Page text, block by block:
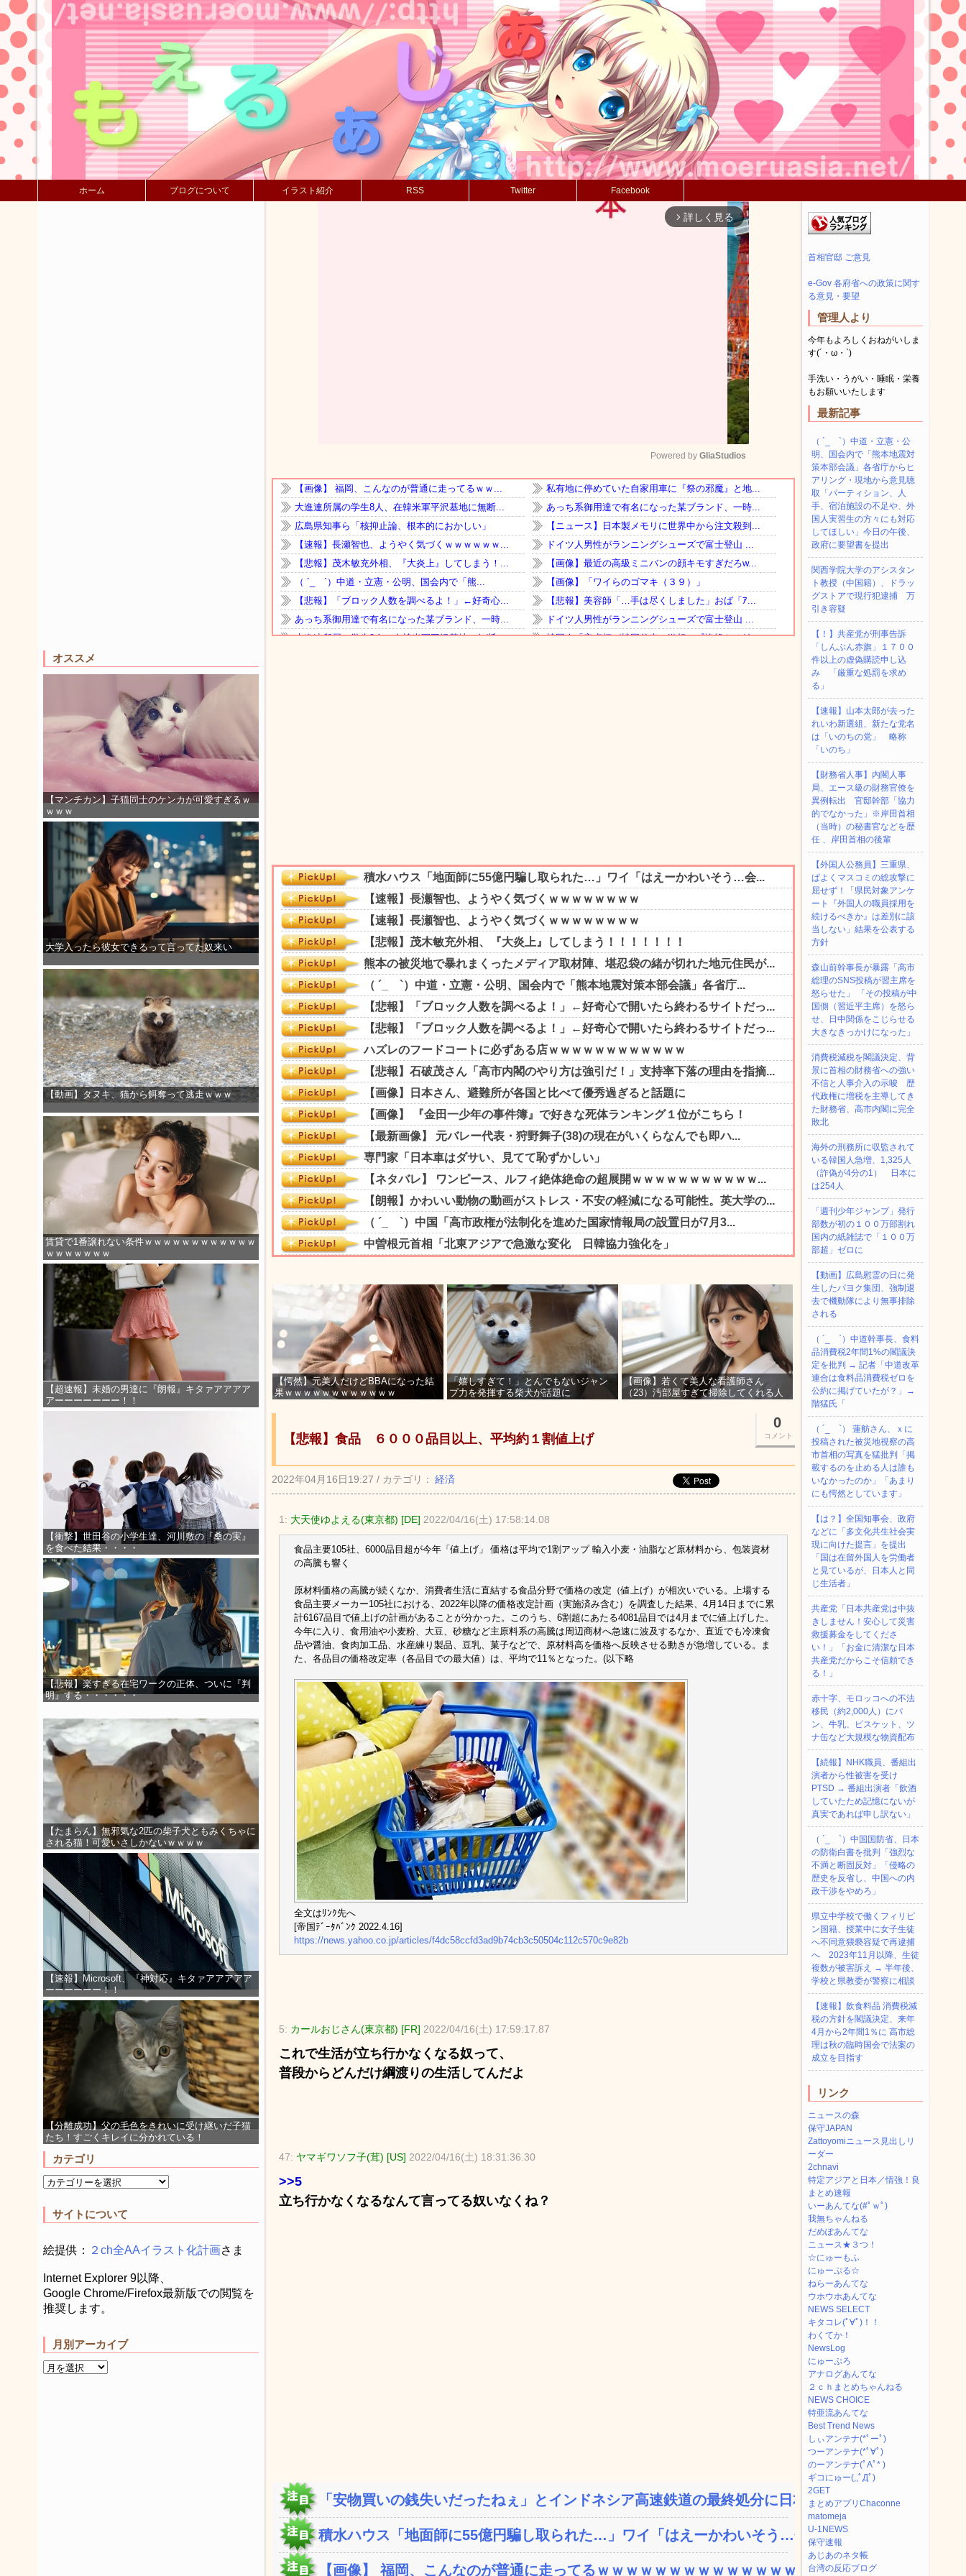
ホーム ブログについて イラスト紹介 RSS Twitter Facebook
オススメ
【マンチカン】子猫同士のケンカが可愛すぎるｗ
ｗｗｗ
大学入ったら彼女できるって言ってた奴来い
【動画】タヌキ、猫から餌奪って逃走ｗｗｗ
賃貸で1番譲れない条件ｗｗｗｗｗｗｗｗｗｗｗｗ
ｗｗｗｗｗｗｗ
【超速報】未婚の男達に『朗報』キタァアアアア
アーーーーーーー！！
【衝撃】世田谷の小学生達、河川敷の『桑の実』
を食べた結果・・・・
【悲報】楽すぎる在宅ワークの正体、ついに『判
明』する・・・・・・
【たまらん】無邪気な2匹の柴子犬ともみくちゃに
される猫！可愛いさしかないｗｗｗｗ
【速報】Microsoft、『神対応』キタァアアアアア
ーーーーーー！！
【分離成功】父の毛色をきれいに受け継いだ子猫
たち！すごくキレイに分かれている！
カテゴリ
サイトについて
絵提供： ２ch全AAイラスト化計画さま
Internet Explorer 9以降、
Google Chrome/Firefox最新版での閲覧を
推奨します。
月別アーカイブ
arrow_forward_ios 詳しく見る
Mute
Powered by GliaStudios
【愕然】元美人だけどBBAになった結
果ｗｗｗｗｗｗｗｗｗｗｗｗ
「嬉しすぎて！」とんでもないジャン
プ力を発揮する柴犬が話題に
【画像】若くて美人な看護師さん
（23）汚部屋すぎて掃除してくれる人
0
コメント
【悲報】食品 ６０００品目以上、平均約１割値上げ
2022年04月16日19:27 / カテゴリ： 経済
1: 大天使ゆよえる(東京都) [DE] 2022/04/16(土) 17:58:14.08
食品主要105社、6000品目超が今年「値上げ」 価格は平均で1割アップ 輸入小麦・油脂など原材料から、包装資材
の高騰も響く
原材料価格の高騰が続くなか、消費者生活に直結する食品分野で価格の改定（値上げ）が相次いでいる。上場する
食品主要メーカー105社における、2022年以降の価格改定計画（実施済み含む）を調査した結果、4月14日までに累
計6167品目で値上げの計画があることが分かった。このうち、6割超にあたる4081品目では4月までに値上げした。
今年に入り、食用油や小麦粉、大豆、砂糖など主原料系の高騰は周辺商材へ急速に波及するなか、直近でも冷凍食
品や醤油、食肉加工品、水産練り製品、豆乳、菓子などで、原材料高を価格へ反映させる動きが急増している。ま
た、各品目の価格改定率（各品目での最大値）は、平均で11％となった。(以下略
全文はﾘﾝｸ先へ
[帝国ﾃﾞｰﾀﾊﾞﾝｸ 2022.4.16]
https://news.yahoo.co.jp/articles/f4dc58ccfd3ad9b74cb3c50504c112c570c9e82b
5: カールおじさん(東京都) [FR] 2022/04/16(土) 17:59:17.87
これで生活が立ち行かなくなる奴って、
普段からどんだけ綱渡りの生活してんだよ
47: ヤマギワソフ子(茸) [US] 2022/04/16(土) 18:31:36.30
>>5
立ち行かなくなるなんて言ってる奴いなくね？
「安物買いの銭失いだったねぇ」とインドネシア高速鉄道の最終処分に日本側...
積水ハウス「地面師に55億円騙し取られた…」ワイ「はえーかわいそう…会...
【画像】 福岡、こんなのが普通に走ってるｗｗｗｗｗｗｗｗｗｗｗｗｗｗｗ...
首相官邸 ご意見
e-Gov 各府省への政策に関す
る意見・要望
管理人より
今年もよろしくおねがいしま
す(´・ω・`)
手洗い・うがい・睡眠・栄養
もお願いいたします
最新記事
（ ´_ゝ`）中道・立憲・公
明、国会内で「熊本地震対
策本部会議」各省庁からヒ
アリング・現地から意見聴
取「パーティション、人
手、宿泊施設の不足や、外
国人実習生の方々にも対応
してほしい」今日の午後、
政府に要望書を提出
関西学院大学のアシスタン
ト教授（中国籍）、ドラッ
グストアで現行犯逮捕 万
引き容疑
【！】共産党が刑事告訴
「しんぶん赤旗」１７００
件以上の虚偽購読申し込
み 「厳重な処罰を求め
る」
【速報】山本太郎が去った
れいわ新選組、新たな党名
は「いのちの党」 略称
「いのち」
【財務省人事】内閣人事
局、エース級の財務官僚を
異例転出 官邸幹部「協力
的でなかった」※岸田首相
（当時）の秘書官などを歴
任 、岸田首相の後輩
【外国人公務員】三重県、
ぱよくマスコミの総攻撃に
屈せず！「県民対象アンケ
ート『外国人の職員採用を
続けるべきか』は差別に該
当しない」結果を公表する
方針
森山前幹事長が暴露「高市
総理のSNS投稿が習主席を
怒らせた」 「その投稿が中
国側（習近平主席）を怒ら
せ、日中関係をこじらせる
大きなきっかけになった」
消費税減税を閣議決定、背
景に首相の財務省への強い
不信と人事介入の示唆 歴
代政権に増税を主導してき
た財務省、高市内閣に完全
敗北
海外の刑務所に収監されて
いる韓国人急増、1,325人
（詐偽が4分の1） 日本に
は254人
「週刊少年ジャンプ」発行
部数が初の１００万部割れ
国内の紙雑誌で「１００万
部超」ゼロに
【動画】広島慰霊の日に発
生したパヨク集団、強制退
去で機動隊により無事排除
される
（ ´_ゝ`）中道幹事長、食料
品消費税2年間1%の閣議決
定を批判 → 記者「中道改革
連合は食料品消費税ゼロを
公約に掲げていたが？」→
階猛氏「
（ ´_ゝ`） 蓮舫さん、ｘに
投稿された被災地視察の高
市首相の写真を猛批判「掲
載するのを止める人は誰も
いなかったのか」「あまり
にも愕然としています」
【は？】全国知事会、政府
などに「多文化共生社会実
現に向けた提言」を提出
「国は在留外国人を労働者
と見ているが、日本人と同
じ生活者」
共産党「日本共産党は中抜
きしません！安心して災害
救援募金をしてくださ
い！」「お金に清潔な日本
共産党だからこそ信頼でき
る！」
赤十字、モロッコへの不法
移民（約2,000人）にパ
ン、牛乳、ビスケット、ツ
ナ缶など大規模な物資配布
【続報】NHK職員、番組出
演者から性被害を受け
PTSD → 番組出演者「飲酒
していたため記憶にないが
真実であれば申し訳ない」
（ ´_ゝ`）中国国防省、日本
の防衛白書を批判「強烈な
不満と断固反対」「侵略の
歴史を反省し、中国への内
政干渉をやめろ」
県立中学校で働くフィリピ
ン国籍、授業中に女子生徒
へ不同意猥褻容疑で再逮捕
へ 2023年11月以降、生徒
複数が被害訴え → 半年後、
学校と県教委が警察に相談
【速報】飲食料品 消費税減
税の方針を閣議決定、来年
4月から2年間1％に 高市総
理は秋の臨時国会で法案の
成立を目指す
リンク
ニュースの森
保守JAPAN
Zattoyomiニュース見出しリ
ーダー
2chnavi
特定アジアと日本／情強！良
まとめ速報
いーあんてな(#ﾟｗﾟ)
我無ちゃんねる
だめぽあんてな
ニュース★３つ！
☆にゅーもふ
にゅーぷる☆
ねらーあんてな
ウホウホあんてな
NEWS SELECT
キタコレ(ﾟ∀ﾟ)！！
わくてか！
NewsLog
にゅーぷろ
アナログあんてな
２ｃｈまとめちゃんねる
NEWS CHOICE
特亜流あんてな
Best Trend News
しぃアンテナ(*ﾟーﾟ)
つーアンテナ(*ﾟ∀ﾟ)
のーアンテナ(ﾟAﾟ* )
ギコにゅー(,,ﾟДﾟ)
2GET
まとめアプリChaconne
matomeja
U-1NEWS
保守速報
あじあのネタ帳
台湾の反応ブログ